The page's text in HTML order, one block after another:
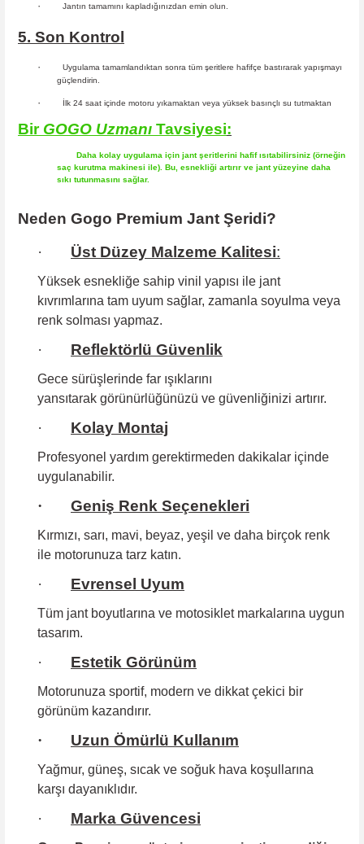
· Jantın tamamını kapladığınızdan emin olun.
5. Son Kontrol
·
Uygulama tamamlandıktan sonra tüm şeritlere hafifçe bastırarak yapışmayı
güçlendirin.
· İlk 24 saat içinde motoru yıkamaktan veya yüksek basınçlı su tutmaktan
Bir GOGO Uzmanı Tavsiyesi:
Daha kolay uygulama için jant şeritlerini hafif ısıtabilirsiniz (örneğin
saç kurutma makinesi ile). Bu, esnekliği artırır ve jant yüzeyine daha
sıkı tutunmasını sağlar.
Neden Gogo Premium Jant Şeridi?
·
Üst Düzey Malzeme Kalitesi:
Yüksek esnekliğe sahip vinil yapısı ile jant
kıvrımlarına tam uyum sağlar, zamanla soyulma veya
renk solması yapmaz.
· Reflektörlü Güvenlik
Gece sürüşlerinde far ışıklarını
yansıtarak görünürlüğünüzü ve güvenliğinizi artırır.
· Kolay Montaj
Profesyonel yardım gerektirmeden dakikalar içinde
uygulanabilir.
· Geniş Renk Seçenekleri
Kırmızı, sarı, mavi, beyaz, yeşil ve daha birçok renk
ile motorunuza tarz katın.
· Evrensel Uyum
Tüm jant boyutlarına ve motosiklet markalarına uygun
tasarım.
· Estetik Görünüm
Motorunuza sportif, modern ve dikkat çekici bir
görünüm kazandırır.
· Uzun Ömürlü Kullanım
Yağmur, güneş, sıcak ve soğuk hava koşullarına
karşı dayanıklıdır.
· Marka Güvencesi